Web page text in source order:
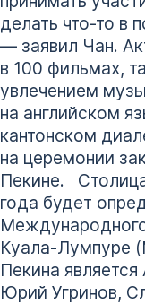
делать что-то в
— заявил Чан.
в 100 фильмах,
увлечением
на английском
кантонском
на церемонии
Пекине.
года будет
Куала-Лумпуре
Пекина
Юрий Угринов,